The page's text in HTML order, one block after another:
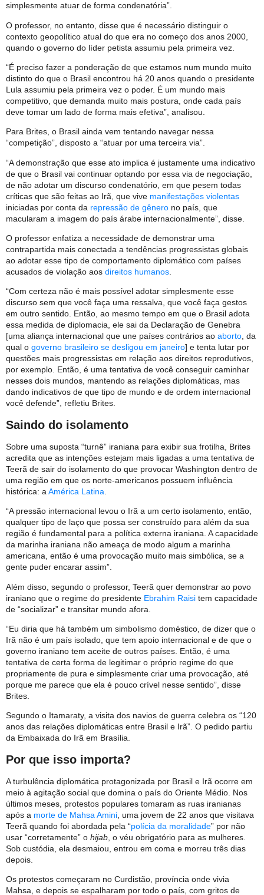
simplesmente atuar de forma condenatória”.
O professor, no entanto, disse que é necessário distinguir o
contexto geopolítico atual do que era no começo dos anos 2000,
quando o governo do líder petista assumiu pela primeira vez.
“É preciso fazer a ponderação de que estamos num mundo muito
distinto do que o Brasil encontrou há 20 anos quando o presidente
Lula assumiu pela primeira vez o poder. É um mundo mais
competitivo, que demanda muito mais postura, onde cada país
deve tomar um lado de forma mais efetiva”, analisou.
Para Brites, o Brasil ainda vem tentando navegar nessa
“competição”, disposto a “atuar por uma terceira via”.
“A demonstração que esse ato implica é justamente uma indicativo
de que o Brasil vai continuar optando por essa via de negociação,
de não adotar um discurso condenatório, em que pesem todas
críticas que são feitas ao Irã, que vive manifestações violentas
iniciadas por conta da repressão de gênero no país, que
macularam a imagem do país árabe internacionalmente”, disse.
O professor enfatiza a necessidade de demonstrar uma
contrapartida mais conectada a tendências progressistas globais
ao adotar esse tipo de comportamento diplomático com países
acusados de violação aos direitos humanos
“Com certeza não é mais possível adotar simplesmente esse
discurso sem que você faça uma ressalva, que você faça gestos
em outro sentido. Então, ao mesmo tempo em que o Brasil adota
essa medida de diplomacia, ele sai da Declaração de Genebra
[uma aliança internacional que une países contrários ao aborto, da
qual o governo brasileiro se desligou em janeiro] e tenta lutar por
questões mais progressistas em relação aos direitos reprodutivos,
por exemplo. Então, é uma tentativa de você conseguir caminhar
nesses dois mundos, mantendo as relações diplomáticas, mas
dando indicativos de que tipo de mundo e de ordem internacional
você defende”, refletiu Brites.
Saindo do isolamento
Sobre uma suposta “turnê” iraniana para exibir sua frotilha, Brites
acredita que as intenções estejam mais ligadas a uma tentativa de
Teerã de sair do isolamento do que provocar Washington dentro de
uma região em que os norte-americanos possuem influência
histórica: a América Latina
“A pressão internacional levou o Irã a um certo isolamento, então,
qualquer tipo de laço que possa ser construído para além da sua
região é fundamental para a política externa iraniana. A capacidade
da marinha iraniana não ameaça de modo algum a marinha
americana, então é uma provocação muito mais simbólica, se a
gente puder encarar assim”.
Além disso, segundo o professor, Teerã quer demonstrar ao povo
iraniano que o regime do presidente Ebrahim Raisi tem capacidade
de “socializar” e transitar mundo afora.
“Eu diria que há também um simbolismo doméstico, de dizer que o
Irã não é um país isolado, que tem apoio internacional e de que o
governo iraniano tem aceite de outros países. Então, é uma
tentativa de certa forma de legitimar o próprio regime do que
propriamente de pura e simplesmente criar uma provocação, até
porque me parece que ela é pouco crível nesse sentido”, disse
Brites.
Segundo o Itamaraty, a visita dos navios de guerra celebra os “120
anos das relações diplomáticas entre Brasil e Irã”. O pedido partiu
da Embaixada do Irã em Brasília.
Por que isso importa?
A turbulência diplomática protagonizada por Brasil e Irã ocorre em
meio à agitação social que domina o país do Oriente Médio. Nos
últimos meses, protestos populares tomaram as ruas iranianas
após a morte de Mahsa Amini , uma jovem de 22 anos que visitava
Teerã quando foi abordada pela “polícia da moralidade” por não
usar “corretamente” o hijab , o véu obrigatório para as mulheres.
Sob custódia, ela desmaiou, entrou em coma e morreu três dias
depois.
Os protestos começaram no Curdistão, província onde vivia
Mahsa, e depois se espalharam por todo o país, com gritos de